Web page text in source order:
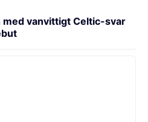
med vanvittigt Celtic-svar